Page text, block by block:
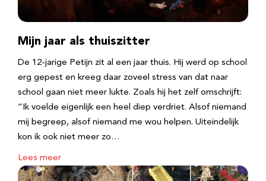
Mijn jaar als thuiszitter
De 12-jarige Petijn zit al een jaar thuis. Hij werd op school
erg gepest en kreeg daar zoveel stress van dat naar
school gaan niet meer lukte. Zoals hij het zelf omschrijft:
“Ik voelde eigenlijk een heel diep verdriet. Alsof niemand
mij begreep, alsof niemand me wou helpen. Uiteindelijk
kon ik ook niet meer zo…
Lees meer